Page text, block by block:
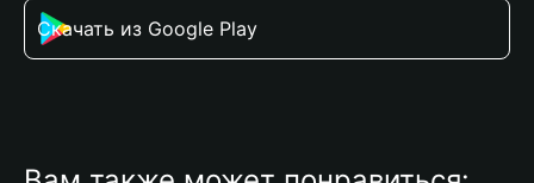
Скачать из Google Play